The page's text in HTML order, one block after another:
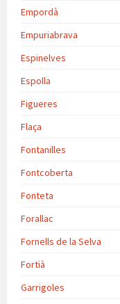
Empordà
Empuriabrava
Espinelves
Espolla
Figueres
Flaça
Fontanilles
Fontcoberta
Fonteta
Forallac
Fornells de la Selva
Fortià
Garrigoles